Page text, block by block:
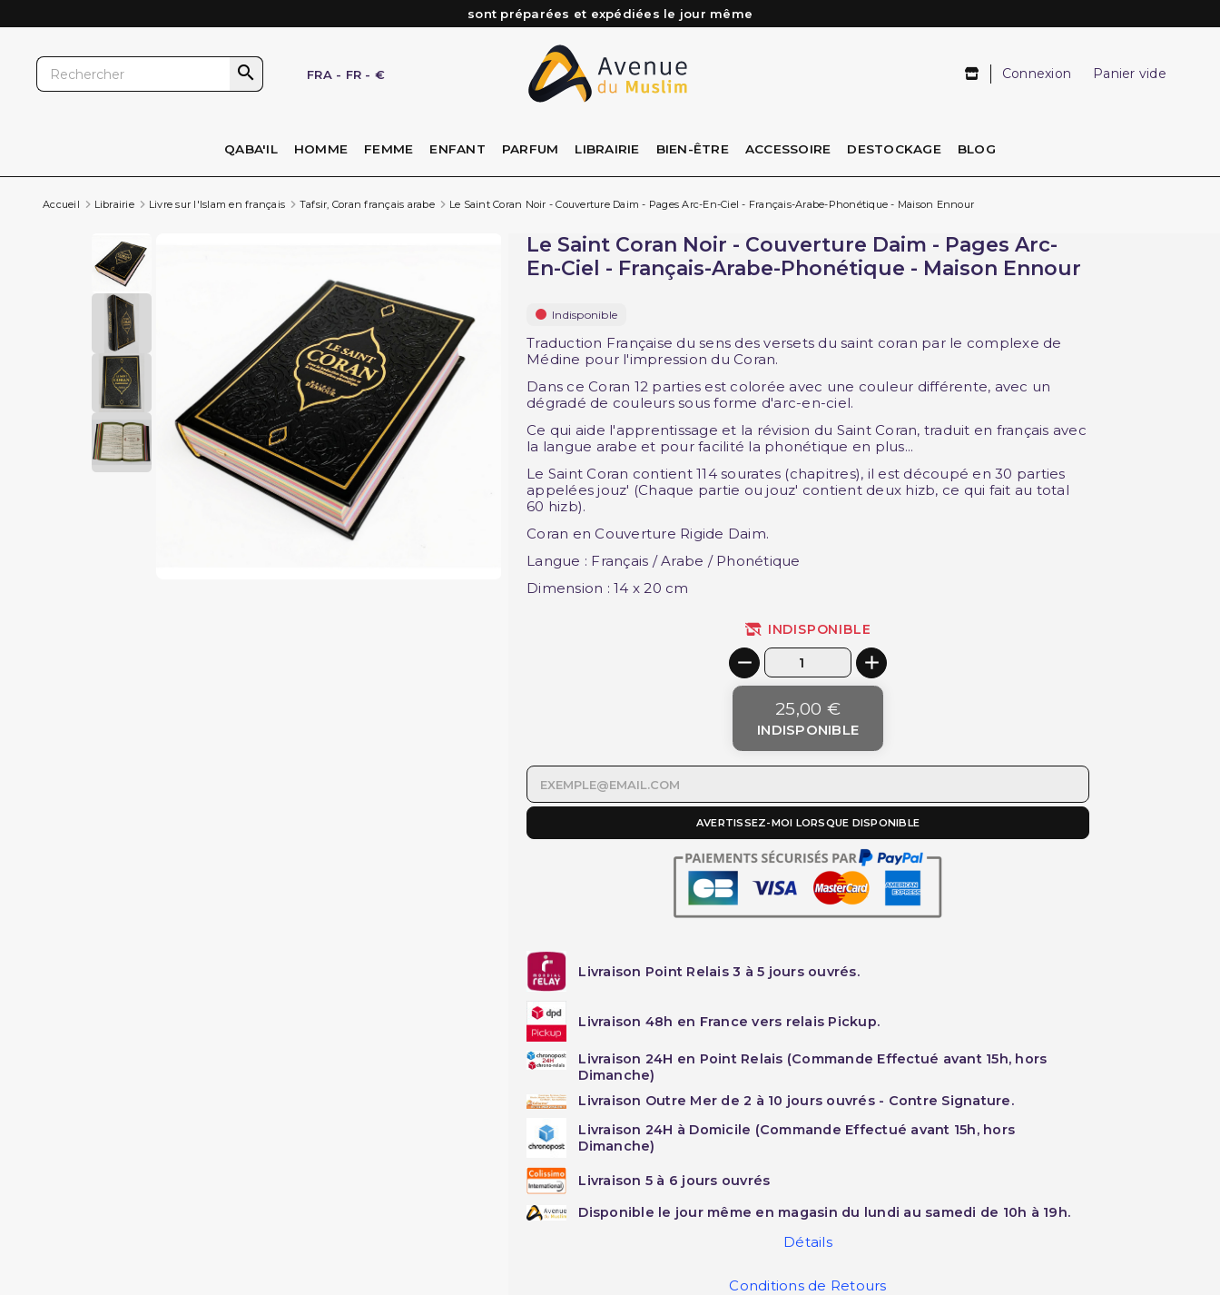
sont préparées et expédiées le jour même
Livraison offerte à partir de 89€ d'achat*
Les Commandes passées avant 15h (lun au Vend)
 FRA - FR - € Connexion Panier vide
QABA'IL HOMME FEMME ENFANT PARFUM LIBRAIRIE BIEN-ÊTRE ACCESSOIRE DESTOCKAGE BLOG
Accueil Librairie Livre sur l'Islam en français Tafsir, Coran français arabe Le Saint Coran Noir - Couverture Daim - Pages Arc-En-Ciel - Français-Arabe-Phonétique - Maison Ennour
Le Saint Coran Noir - Couverture Daim - Pages Arc-
En-Ciel - Français-Arabe-Phonétique - Maison Ennour
Indisponible
Traduction Française du sens des versets du saint coran par le complexe de
Médine pour l'impression du Coran.
Dans ce Coran 12 parties est colorée avec une couleur différente, avec un
dégradé de couleurs sous forme d'arc-en-ciel.
Ce qui aide l'apprentissage et la révision du Saint Coran, traduit en français avec
la langue arabe et pour facilité la phonétique en plus...
Le Saint Coran contient 114 sourates (chapitres), il est découpé en 30 parties
appelées jouz' (Chaque partie ou jouz' contient deux hizb, ce qui fait au total
60 hizb).
Coran en Couverture Rigide Daim.
Langue : Français / Arabe / Phonétique
Dimension : 14 x 20 cm
INDISPONIBLE
25,00 €
INDISPONIBLE
AVERTISSEZ-MOI LORSQUE DISPONIBLE
Livraison Point Relais 3 à 5 jours ouvrés.
Livraison 48h en France vers relais Pickup.
Livraison 24H en Point Relais (Commande Effectué avant 15h, hors
Dimanche)
Livraison Outre Mer de 2 à 10 jours ouvrés - Contre Signature.
Livraison 24H à Domicile (Commande Effectué avant 15h, hors
Dimanche)
Livraison 5 à 6 jours ouvrés
Disponible le jour même en magasin du lundi au samedi de 10h à 19h.
Détails
Conditions de Retours